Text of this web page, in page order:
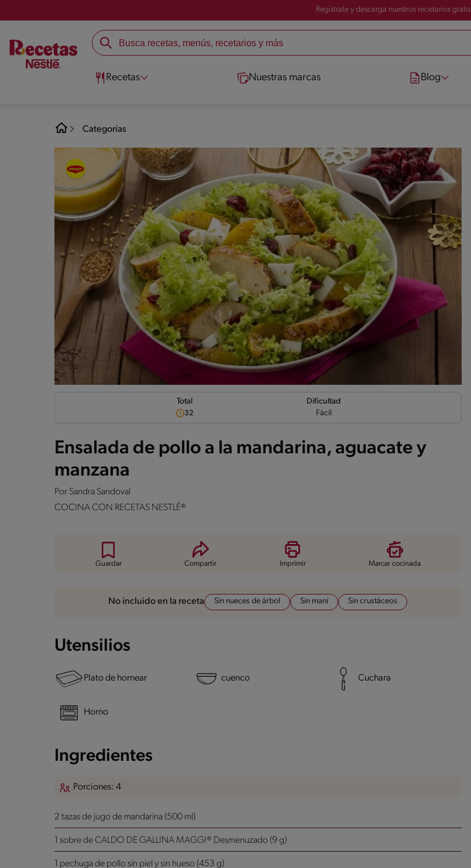
Registrate y descarga nuestros recetarios gratis
Recetas Nuestras marcas Blog
Categorías
Total
32
Dificultad
Fácil
Ensalada de pollo a la mandarina, aguacate y
manzana
Por Sandra Sandoval
COCINA CON RECETAS NESTLÉ®
Guardar Compartir Imprimir Marcar cocinada
No incluido en la receta Sin nueces de árbol Sin maní Sin crustáceos
Utensilios
Plato de hornear cuenco Cuchara
Horno
Ingredientes
Porciones: 4
2 tazas de jugo de mandarina (500 ml)
1 sobre de CALDO DE GALLINA MAGGI® Desmenuzado (9 g)
1 pechuga de pollo sin piel y sin hueso (453 g)